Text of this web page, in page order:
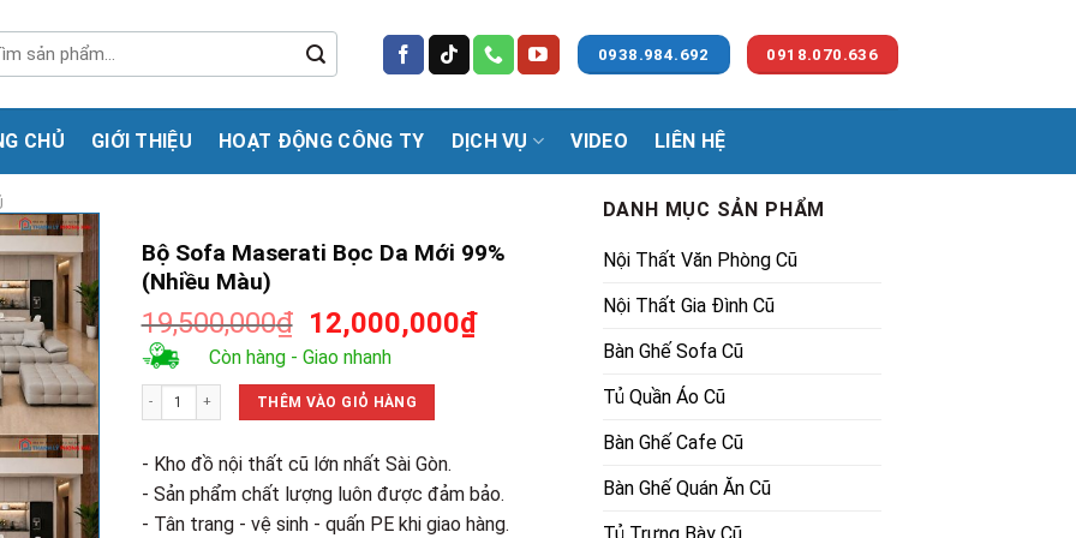
0938.984.692 0918.070.636
CHỦ GIỚI THIỆU HOẠT ĐỘNG CÔNG TY DỊCH VỤ VIDEO LIÊN HỆ
Bộ Sofa Maserati Bọc Da Mới 99%
(Nhiều Màu)
19,500,000₫ Giá
gốc
là:
19,500,000₫.
12,000,000₫Giá
12,000,000₫.
Còn hàng - Giao nhanh
Bộ Sofa Maserati Bọc Da Mới 99% (Nhiều Màu) số lượng
THÊM VÀO GIỎ HÀNG
- Kho đồ nội thất cũ lớn nhất Sài Gòn.
- Sản phẩm chất lượng luôn được đảm bảo.
- Tân trang - vệ sinh - quấn PE khi giao hàng.
DANH MỤC SẢN PHẨM
Nội Thất Văn Phòng Cũ
Nội Thất Gia Đình Cũ
Bàn Ghế Sofa Cũ
Tủ Quần Áo Cũ
Bàn Ghế Cafe Cũ
Bàn Ghế Quán Ăn Cũ
Tủ Trưng Bày Cũ